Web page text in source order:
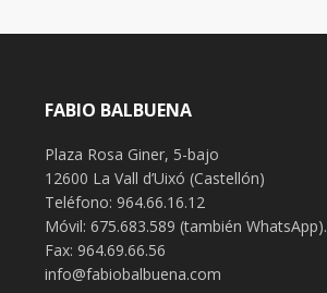
FABIO BALBUENA
Plaza Rosa Giner, 5-bajo
12600 La Vall d’Uixó (Castellón)
Teléfono: 964.66.16.12
Móvil: 675.683.589 (también WhatsApp).
Fax: 964.69.66.56
info@fabiobalbuena.com